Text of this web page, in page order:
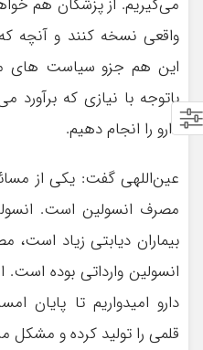
واقعی نسخه کنند و آنچه
این هم جزو سیاست های
باتوجه با نیازی که برآورد
دارو را انجام دهیم.
عین‌اللهی گفت: یکی از
مصرف انسولین است.
بیماران دیابتی زیاد
انسولین وارداتی بوده
دارو امیدواریم تا پایان
قلمی را تولید کرده و مشکل